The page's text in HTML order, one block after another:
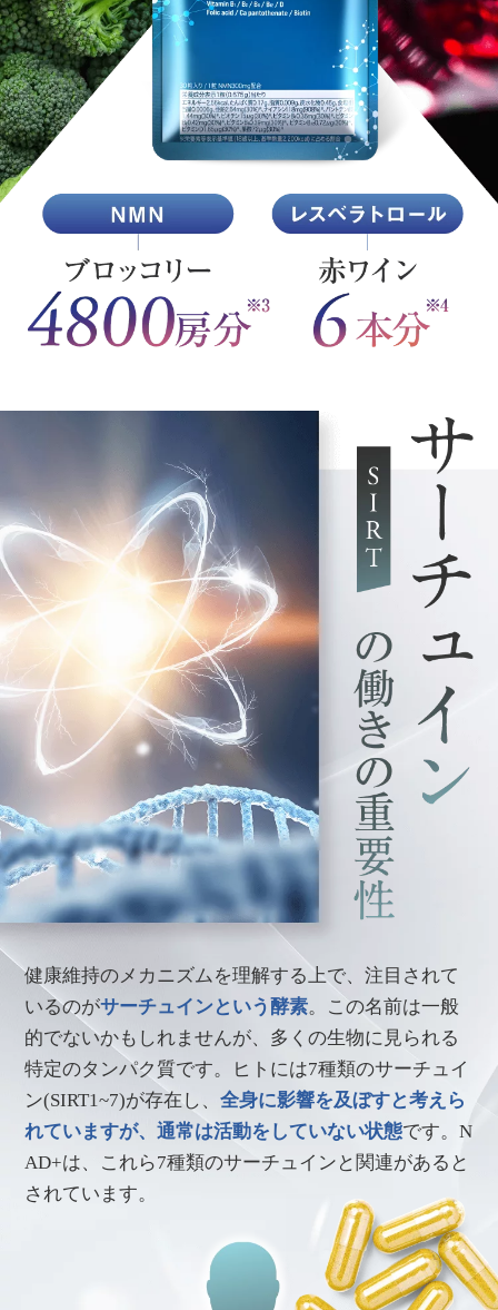
健康維持のメカニズムを理解する上で、注目されて
いるのがサーチュインという酵素。この名前は一般
的でないかもしれませんが、多くの生物に見られる
特定のタンパク質です。ヒトには7種類のサーチュイ
ン(SIRT1~7)が存在し、全身に影響を及ぼすと考えら
れていますが、通常は活動をしていない状態です。N
AD+は、これら7種類のサーチュインと関連があると
されています。